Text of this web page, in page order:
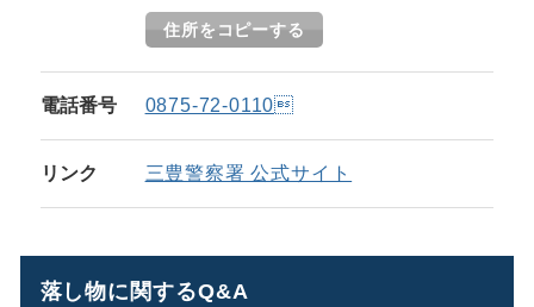
住所をコピーする
電話番号 0875-72-0110
リンク 三豊警察署 公式サイト
落し物に関するQ&A